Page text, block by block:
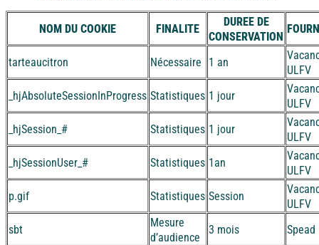
NOM DU COOKIE FINALITE
DUREE DE
CONSERVATION
tarteaucitron Nécessaire 1 an
ULFV
_hjAbsoluteSessionInProgress Statistiques 1 jour
ULFV
_hjSession_#
Statistiques 1 jour
ULFV
_hjSessionUser_#
Statistiques 1an
ULFV
p.gif
Statistiques Session
ULFV
sbt
Mesure
d’audience
3 mois Spead